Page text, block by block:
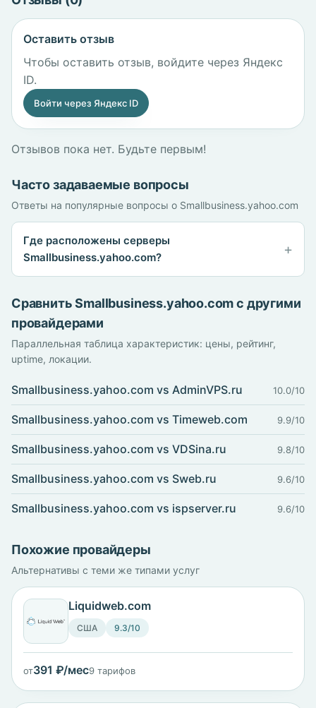
Оставить отзыв
Чтобы оставить отзыв, войдите через Яндекс
ID.
Войти через Яндекс ID
Отзывов пока нет. Будьте первым!
Часто задаваемые вопросы
Ответы на популярные вопросы о Smallbusiness.yahoo.com
Где расположены серверы
Smallbusiness.yahoo.com?
Сравнить Smallbusiness.yahoo.com с другими
провайдерами
Параллельная таблица характеристик: цены, рейтинг,
uptime, локации.
Smallbusiness.yahoo.com vs AdminVPS.ru 10.0/10
Smallbusiness.yahoo.com vs Timeweb.com 9.9/10
Smallbusiness.yahoo.com vs VDSina.ru 9.8/10
Smallbusiness.yahoo.com vs Sweb.ru 9.6/10
Smallbusiness.yahoo.com vs ispserver.ru 9.6/10
Похожие провайдеры
Альтернативы с теми же типами услуг
Liquidweb.com
США 9.3/10
от391 ₽/мес9 тарифов